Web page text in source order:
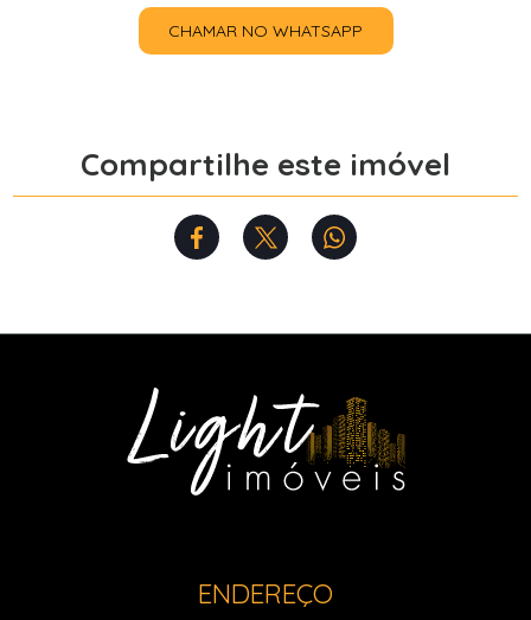
CHAMAR NO WHATSAPP
Compartilhe este imóvel
ENDEREÇO